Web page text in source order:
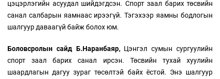
цэцэрлэгийн асуудал шийдэгдсэн. Спорт заал барих төсвийн
санал салбарын яамнаас ирээгүй. Тэгэхээр яамны бодлогын
шалгуур даваагүй байж болох юм.
Боловсролын сайд Б.Наранбаяр,Цэнгэл сумын сургуулийн
спорт заал барих санал ирсэн. Төсвийн тухай хуулийн
шаардлагын дагуу зураг төсөлтэй байх ёстой. Энэ шалгуур